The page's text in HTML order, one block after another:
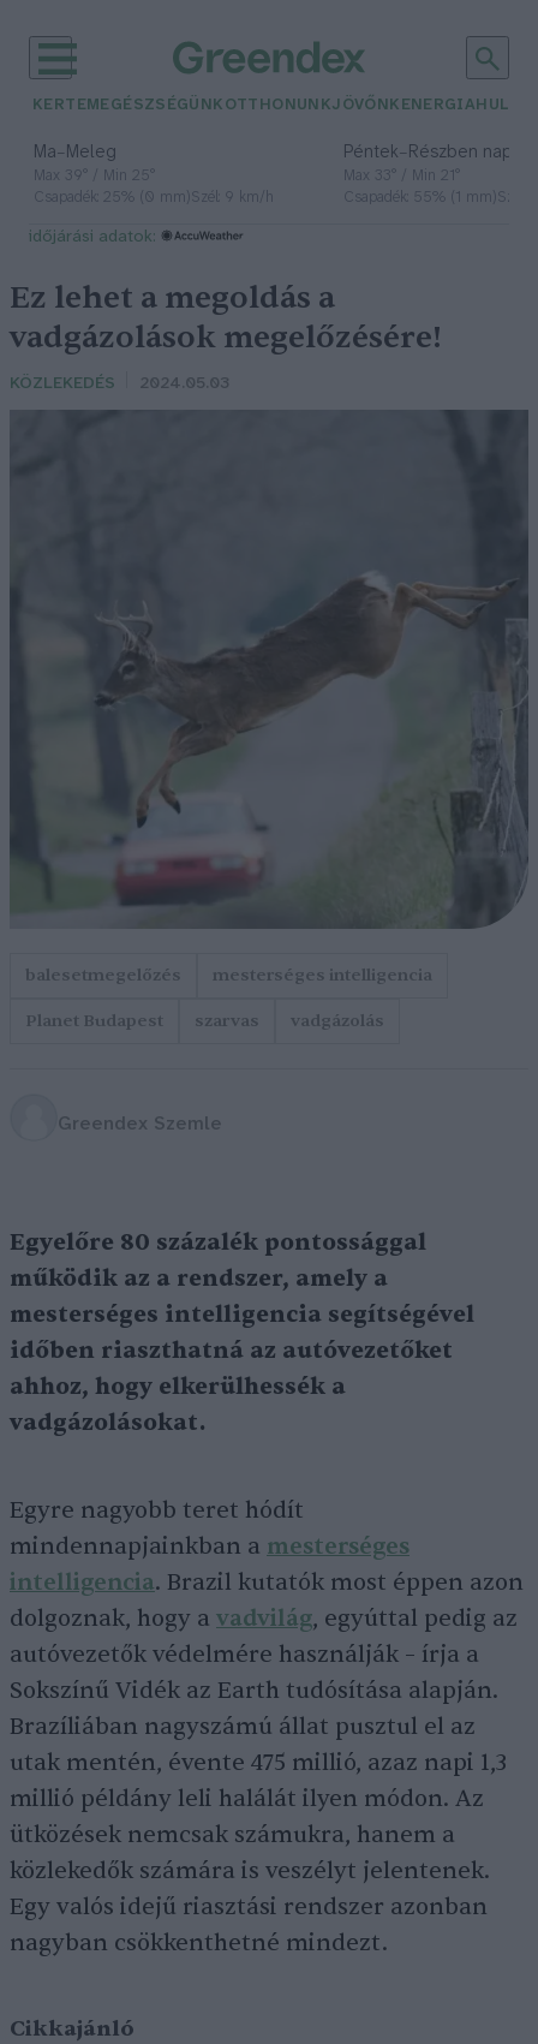
KERTEM EGÉSZSÉGÜNK OTTHONUNKJÖVŐNK ENERGIA
Ma– Meleg
Max 39° / Min 25°
Csapadék: 25% (0 mm)Szél: 9 km/h
Péntek– Részben
Max 33° / Min 21°
Csapadék: 55% (1 mm)Szél:
időjárási adatok:
Ez lehet a megoldás a
vadgázolások megelőzésére!
KÖZLEKEDÉS 2024.05.03
balesetmegelőzés
mesterséges intelligencia
Planet Budapest
szarvas vadgázolás
Greendex Szemle
Egyelőre 80 százalék pontossággal
működik az a rendszer, amely a
mesterséges intelligencia segítségével
időben riaszthatná az autóvezetőket
ahhoz, hogy elkerülhessék a
vadgázolásokat.
Egyre nagyobb teret hódít
mindennapjainkban a mesterséges
intelligencia. Brazil kutatók most éppen azon
dolgoznak, hogy a vadvilág, egyúttal pedig az
autóvezetők védelmére használják – írja a
Sokszínű Vidék az Earth tudósítása alapján.
Brazíliában nagyszámú állat pusztul el az
utak mentén, évente 475 millió, azaz napi 1,3
millió példány leli halálát ilyen módon. Az
ütközések nemcsak számukra, hanem a
közlekedők számára is veszélyt jelentenek.
Egy valós idejű riasztási rendszer azonban
nagyban csökkenthetné mindezt.
Cikkajánló